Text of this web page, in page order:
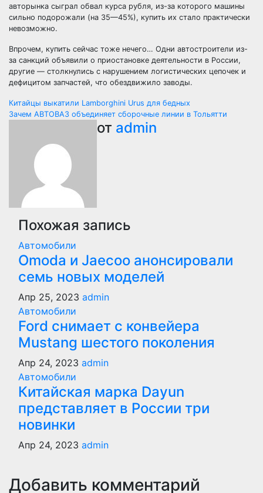
авторынка сыграл обвал курса рубля, из-за которого машины
сильно подорожали (на 35—45%), купить их стало практически
невозможно.
Впрочем, купить сейчас тоже нечего… Одни автостроители из-
за санкций объявили о приостановке деятельности в России,
другие — столкнулись с нарушением логистических цепочек и
дефицитом запчастей, что обездвижило заводы.
Навигация
записям
Китайцы выкатили Lamborghini Urus для бедных
Зачем АВТОВАЗ объединяет сборочные линии в Тольятти
от admin
Похожая запись
Автомобили
Оmoda и Jaecoo анонсировали
семь новых моделей
Апр 25, 2023 admin
Автомобили
Ford снимает с конвейера
Mustang шестого поколения
Апр 24, 2023 admin
Автомобили
Китайская марка Dayun
представляет в России три
новинки
Апр 24, 2023 admin
Добавить комментарий